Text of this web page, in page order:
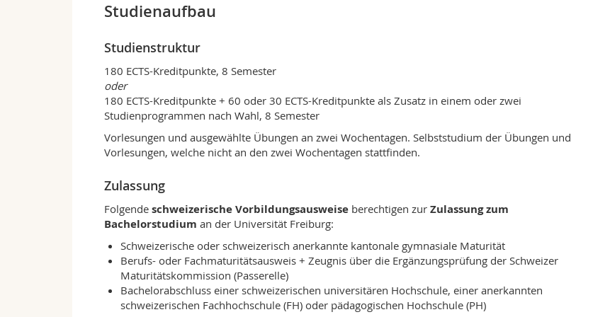
Grundzüge des Teilzeitstudiums
Präsenzunterricht und Selbststudium. Der Präsenzunterricht ist auf zwei Wochentage
konzentriert: Für jedes Fach finden entweder die Vorlesungen oder die Übungen an diesen zwei
Wochentagen statt.
Die Inhalte der übrigen Lehrveranstaltungen sind im Selbststudium zu erarbeiten. Es empfiehlt
sich, genügend Zeit für das Selbststudium einzuplanen.
Besonderes Merkmal des Teilzeitstudiums ist die Bildung von Jahresschwerpunkten. Daraus
ergibt sich ein klar strukturierter Studienplan, der Sie durch das breite Fächerangebot führt und
Sie dabei unterstützt, sich ein Verständnis für die Grundlagen des Rechts und solide Kenntnisse
Jedes Studienjahr wird mit Prüfungen abgeschlossen, damit Sie sich periodisch Aufschluss über
Ihren Studienerfolg verschaffen können. Mit dem Bachelor of Law steht Ihnen der Weg ins
Masterprogramm offen.
Zum Aufbau des Teilzeitstudiums
Der Erfolg in der Rechtspraxis bedingt ein breites und solides juristisches Fundament – ohne
Abstriche auch im Teilzeitstudium.
Erstes Studienjahr(Mi/Do): Einführung ins Recht, Rechtsdurchsetzung, Bundesstaatsrecht,
Studienaufbau
Studienstruktur
180 ECTS-Kreditpunkte, 8 Semester
oder
180 ECTS-Kreditpunkte + 60 oder 30 ECTS-Kreditpunkte als Zusatz in einem oder zwei
Studienprogrammen nach Wahl, 8 Semester
Vorlesungen und ausgewählte Übungen an zwei Wochentagen. Selbststudium der Übungen und
Vorlesungen, welche nicht an den zwei Wochentagen stattfinden.
Zulassung
Folgende schweizerische Vorbildungsausweise berechtigen zur Zulassung zum
Bachelorstudium an der Universität Freiburg:
Schweizerische oder schweizerisch anerkannte kantonale gymnasiale Maturität
Berufs- oder Fachmaturitätsausweis + Zeugnis über die Ergänzungsprüfung der Schweizer
Maturitätskommission (Passerelle)
Bachelorabschluss einer schweizerischen universitären Hochschule, einer anerkannten
schweizerischen Fachhochschule (FH) oder pädagogischen Hochschule (PH)